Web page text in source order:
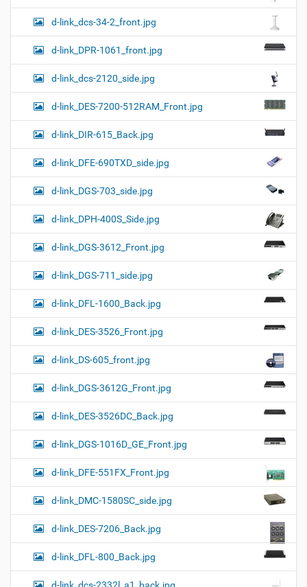
d-link_dcs-34-2_front.jpg
d-link_DPR-1061_front.jpg
d-link_dcs-2120_side.jpg
d-link_DES-7200-512RAM_Front.jpg
d-link_DIR-615_Back.jpg
d-link_DFE-690TXD_side.jpg
d-link_DGS-703_side.jpg
d-link_DPH-400S_Side.jpg
d-link_DGS-3612_Front.jpg
d-link_DGS-711_side.jpg
d-link_DFL-1600_Back.jpg
d-link_DES-3526_Front.jpg
d-link_DS-605_front.jpg
d-link_DGS-3612G_Front.jpg
d-link_DES-3526DC_Back.jpg
d-link_DGS-1016D_GE_Front.jpg
d-link_DFE-551FX_Front.jpg
d-link_DMC-1580SC_side.jpg
d-link_DES-7206_Back.jpg
d-link_DFL-800_Back.jpg
d-link_dcs-2332l_a1_back.jpg